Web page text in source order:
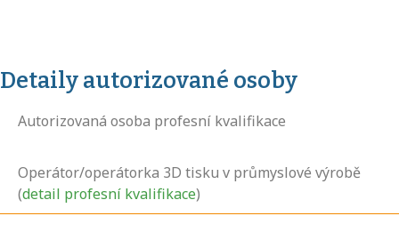
Detaily autorizované osoby
Autorizovaná osoba profesní kvalifikace
Operátor/operátorka 3D tisku v průmyslové výrobě
(detail profesní kvalifikace)